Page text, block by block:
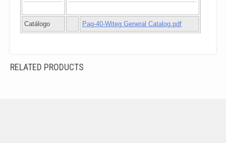
Catálogo Pag-40-Witeg General Catalog.pdf
RELATED PRODUCTS